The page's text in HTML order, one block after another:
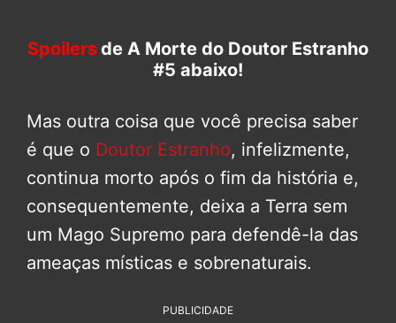
Spoilersde A Morte do Doutor Estranho
#5 abaixo!
Mas outra coisa que você precisa saber
é que o Doutor Estranho, infelizmente,
continua morto após o fim da história e,
consequentemente, deixa a Terra sem
um Mago Supremo para defendê-la das
ameaças místicas e sobrenaturais.
PUBLICIDADE